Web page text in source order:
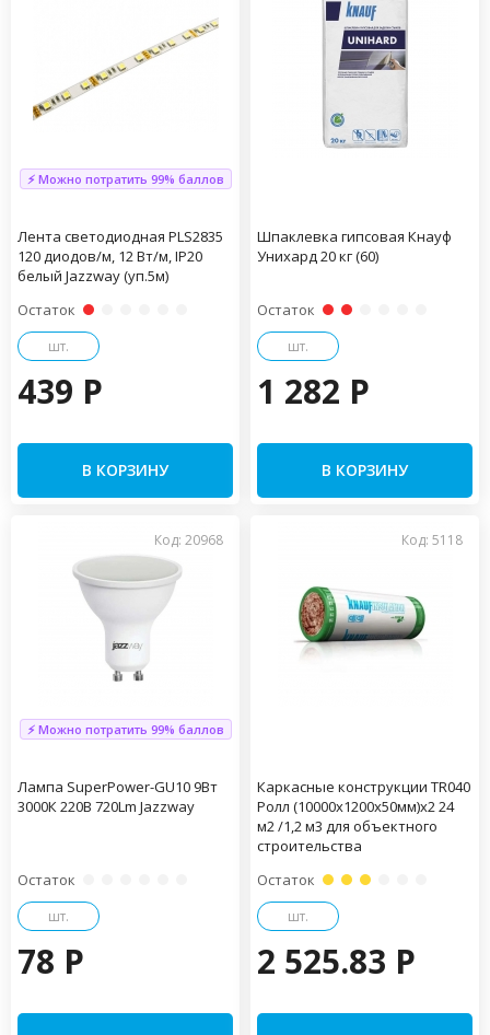
⚡ Можно потратить 99% баллов
Лента светодиодная PLS2835
120 диодов/м, 12 Вт/м, IP20
белый Jazzway (уп.5м)
Остаток
шт.
439 P
В КОРЗИНУ
Шпаклевка гипсовая Кнауф
Унихард 20 кг (60)
Остаток
шт.
1 282 P
В КОРЗИНУ
Код: 20968
⚡ Можно потратить 99% баллов
Лампа SuperPower-GU10 9Вт
3000К 220В 720Lm Jazzway
Остаток
шт.
78 P
Код: 5118
Каркасные конструкции TR040
Ролл (10000х1200х50мм)х2 24
м2 /1,2 м3 для объектного
строительства
Остаток
шт.
2 525.83 P